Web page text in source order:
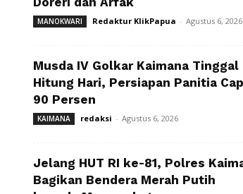
MANOKWARI Redaktur KlikPapua - Agustus 6, 2026
Musda IV Golkar Kaimana Tinggal
Hitung Hari, Persiapan Panitia
90 Persen
KAIMANA redaksi - Agustus 6, 2026
Jelang HUT RI ke-81, Polres
Bagikan Bendera Merah Putih